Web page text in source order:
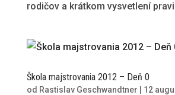
rodičov a krátkom vysvetlení
Škola majstrovania 2012 – Deň 0
od Rastislav Geschwandtner 12